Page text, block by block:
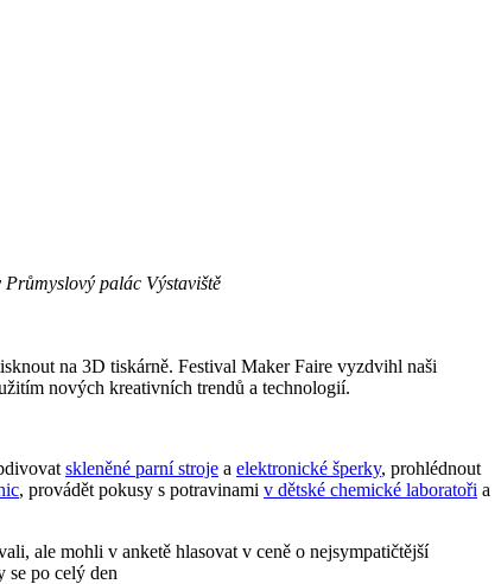
palác Výstaviště
na 3D tiskárně. Festival Maker Faire vyzdvihl naši
nových kreativních trendů a technologií.
skleněné parní stroje a elektronické šperky, prohlédnout
, provádět pokusy s potravinami v dětské chemické laboratoři a
ale mohli v anketě hlasovat v ceně o nejsympatičtější
se po celý den